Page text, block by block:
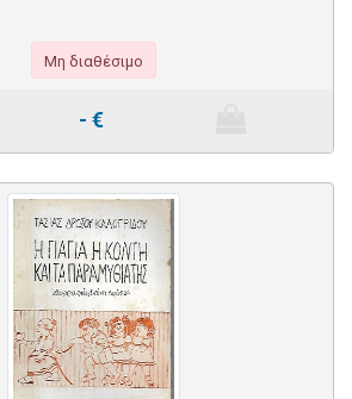
Μη διαθέσιμο
- €